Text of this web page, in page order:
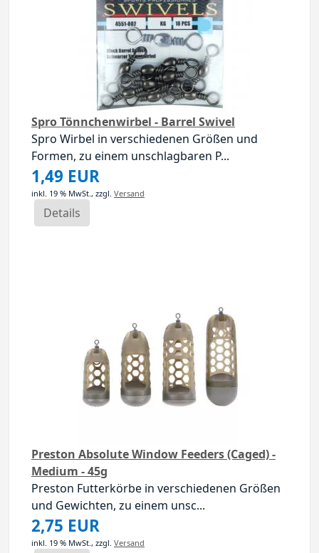
Spro Tönnchenwirbel - Barrel Swivel
Spro Wirbel in verschiedenen Größen und
Formen, zu einem unschlagbaren P...
1,49 EUR
inkl. 19 % MwSt., zzgl. Versand
Details
Preston Absolute Window Feeders (Caged) -
Medium - 45g
Preston Futterkörbe in verschiedenen Größen
und Gewichten, zu einem unsc...
2,75 EUR
inkl. 19 % MwSt., zzgl. Versand